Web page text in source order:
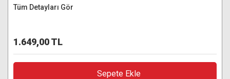
Tüm Detayları Gör
1.649,00 TL
Sepete Ekle